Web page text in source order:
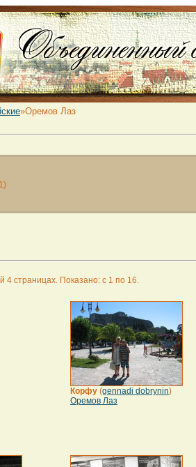
»Оремов Лаз
4 страницах. Показано: с 1 по 16.
Корфу (gennadi dobrynin)
Оремов Лаз